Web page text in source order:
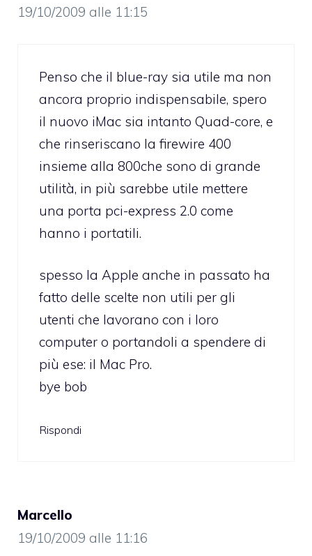
19/10/2009 alle 11:15
Penso che il blue-ray sia utile ma non
ancora proprio indispensabile, spero
il nuovo iMac sia intanto Quad-core, e
che rinseriscano la firewire 400
insieme alla 800che sono di grande
utilità, in più sarebbe utile mettere
una porta pci-express 2.0 come
hanno i portatili.
spesso la Apple anche in passato ha
fatto delle scelte non utili per gli
utenti che lavorano con i loro
computer o portandoli a spendere di
più ese: il Mac Pro.
bye bob
Rispondi
Marcello
19/10/2009 alle 11:16